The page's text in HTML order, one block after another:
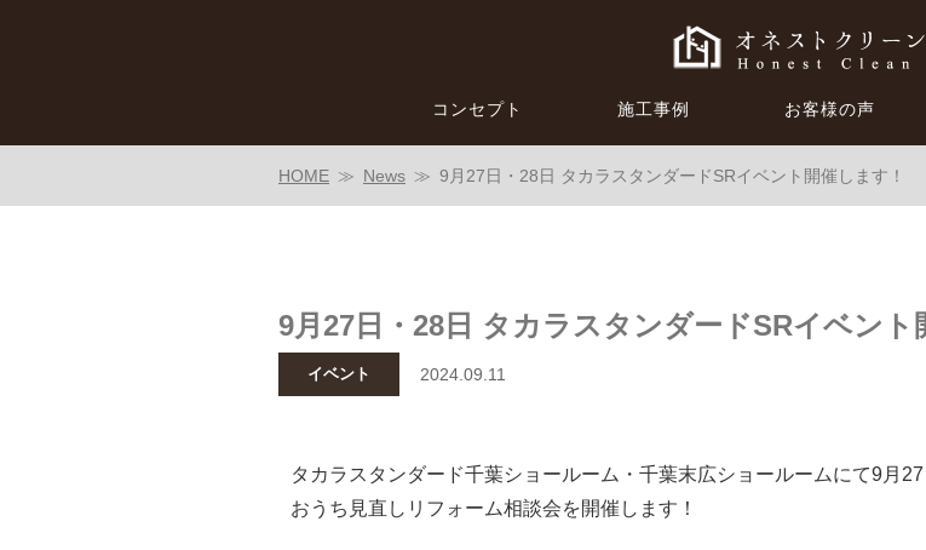
コンセプト 施工事例 お客様の声
HOME News 9月27日・28日 タカラスタンダードSRイベント開催します！
9月27日・28日 タカラスタンダードSRイベント
イベント 2024.09.11
タカラスタンダード千葉ショールーム・千葉末広ショールームにて9月
おうち見直しリフォーム相談会を開催します！